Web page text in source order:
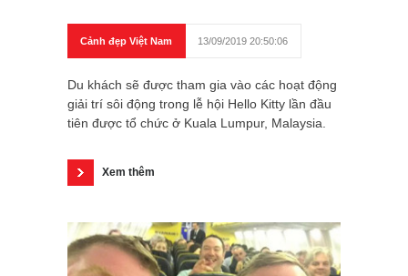
Cảnh đẹp Việt Nam 13/09/2019 20:50:06
Du khách sẽ được tham gia vào các hoạt động
giải trí sôi động trong lễ hội Hello Kitty lần đầu
tiên được tổ chức ở Kuala Lumpur, Malaysia.
Xem thêm